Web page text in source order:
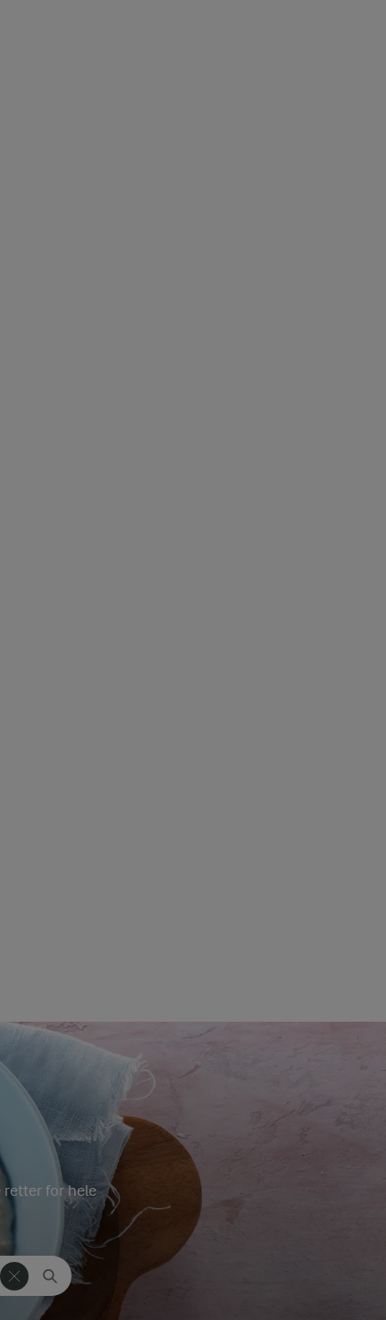
retter for hele